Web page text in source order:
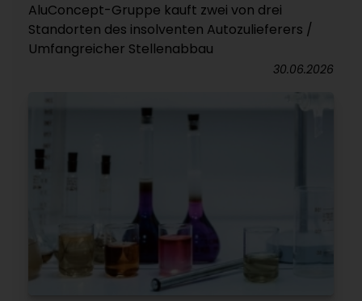
AluConcept-Gruppe kauft zwei von drei
Standorten des insolventen Autozulieferers /
Umfangreicher Stellenabbau
30.06.2026